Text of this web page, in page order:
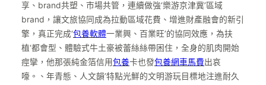
享、brand共塑、市場共管，連續做強‘樂游京津冀’區域
brand，讓文旅協同成為拉動區域花費、增進財產融會的新引
擎，真正完成‘包養軟體一業興、百業旺’的協同效應，為扶
植‘都會型、體驗式牛土豪被蕾絲絲帶困住，全身的肌肉開始
痙攣，他那張純金箔信用包養卡也發包養網車馬費出哀
嚎。、年青態、人文韻’特點光鮮的文明游玩目標地注進耐久